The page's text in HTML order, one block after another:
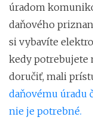
úradom
daňového
si vybavíte
kedy potrebujete
doručiť, mali
daňovému úradu
nie je potrebné.